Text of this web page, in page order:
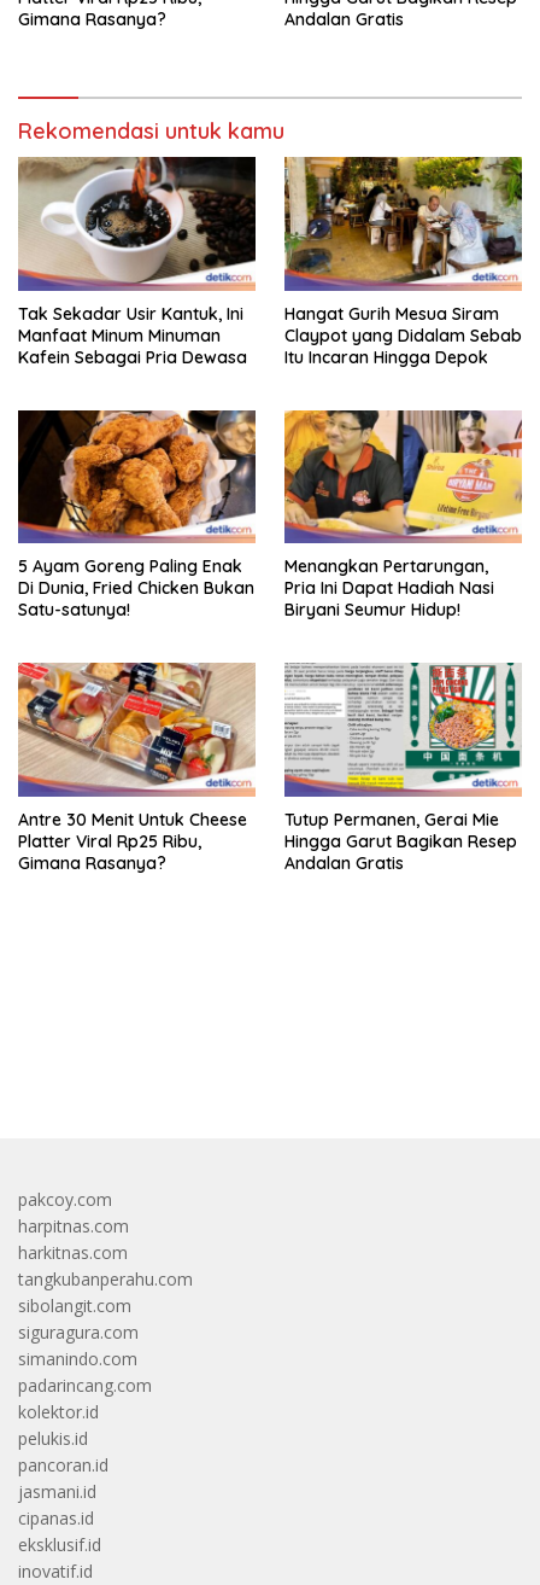
Gimana Rasanya?
Andalan Gratis
Rekomendasi untuk kamu
Tak Sekadar Usir Kantuk, Ini
Manfaat Minum Minuman
Kafein Sebagai Pria Dewasa
Hangat Gurih Mesua Siram
Claypot yang Didalam Sebab
Itu Incaran Hingga Depok
5 Ayam Goreng Paling Enak
Di Dunia, Fried Chicken Bukan
Satu-satunya!
Menangkan Pertarungan,
Pria Ini Dapat Hadiah Nasi
Biryani Seumur Hidup!
Antre 30 Menit Untuk Cheese
Platter Viral Rp25 Ribu,
Gimana Rasanya?
Tutup Permanen, Gerai Mie
Hingga Garut Bagikan Resep
Andalan Gratis
pakcoy.com
harpitnas.com
harkitnas.com
tangkubanperahu.com
sibolangit.com
siguragura.com
simanindo.com
padarincang.com
kolektor.id
pelukis.id
pancoran.id
jasmani.id
cipanas.id
eksklusif.id
inovatif.id